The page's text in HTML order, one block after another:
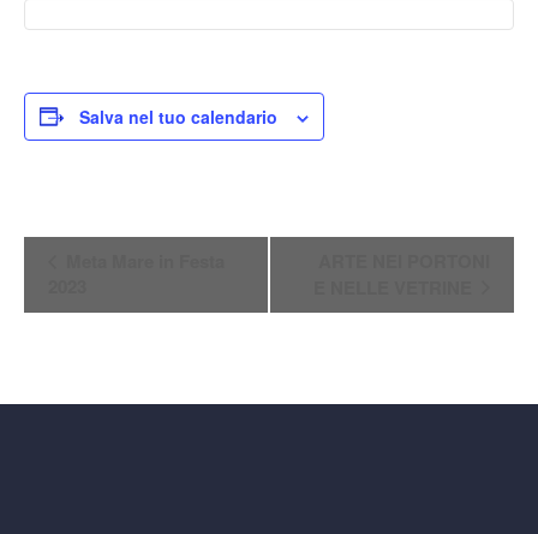
Salva nel tuo calendario